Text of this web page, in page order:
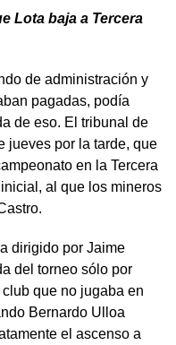
Lota baja a Tercera
de administración y
pagadas, podía
de eso. El tribunal de
jueves por la tarde, que
en la Tercera
al que los mineros
dirigido por Jaime
del torneo sólo por
que no jugaba en
Bernardo Ulloa
el ascenso a